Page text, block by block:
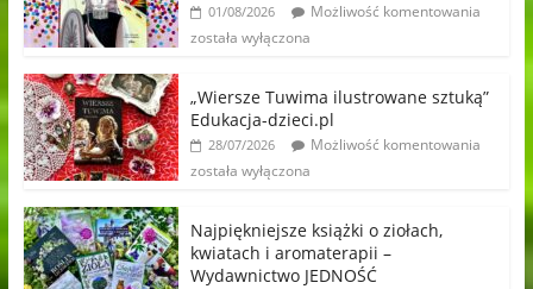
01/08/2026
Możliwość komentowania
została wyłączona
„Wiersze Tuwima ilustrowane sztuką”
Edukacja-dzieci.pl
28/07/2026
Możliwość komentowania
została wyłączona
Najpiękniejsze książki o ziołach,
kwiatach i aromaterapii –
Wydawnictwo JEDNOŚĆ